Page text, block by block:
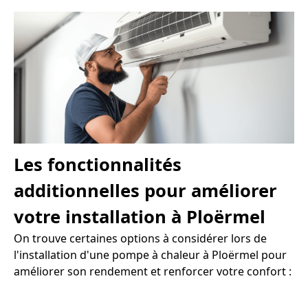
Les fonctionnalités
additionnelles pour améliorer
votre installation à Ploërmel
On trouve certaines options à considérer lors de
l'installation d'une pompe à chaleur à Ploërmel pour
améliorer son rendement et renforcer votre confort :